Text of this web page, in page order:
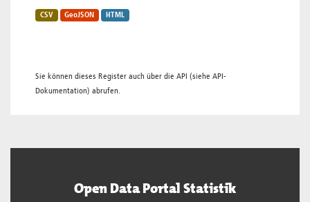
CSV GeoJSON HTML
Sie können dieses Register auch über die API (siehe API-
Dokumentation) abrufen.
Open Data Portal Statistik